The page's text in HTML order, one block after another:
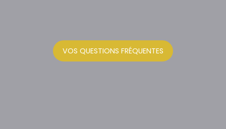
VOS QUESTIONS FRÉQUENTES